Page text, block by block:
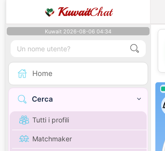
KuwaitChat
Kuwait 2026-08-06 04:34
Home
Cerca
Tutti i profili
Matchmaker